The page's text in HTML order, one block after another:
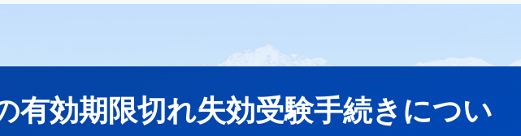
有効期限切れ失効受験手続きについ